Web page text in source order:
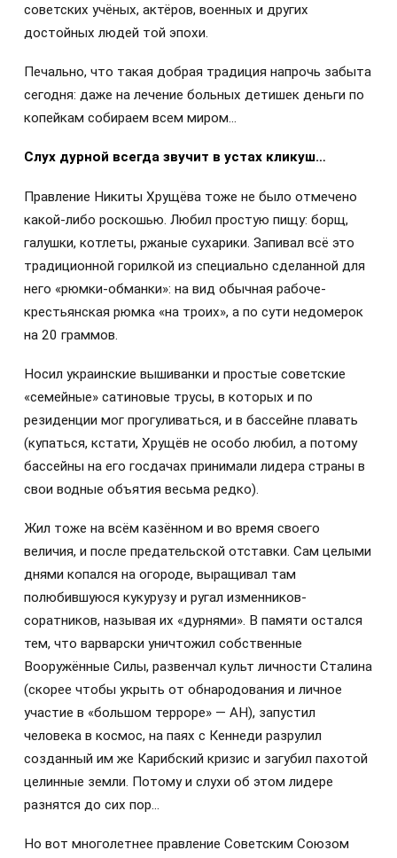
советских учёных, актёров, военных и других
достойных людей той эпохи.
Печально, что такая добрая традиция напрочь забыта
сегодня: даже на лечение больных детишек деньги по
копейкам собираем всем миром…
Слух дурной всегда звучит в устах кликуш…
Правление Никиты Хрущёва тоже не было отмечено
какой-либо роскошью. Любил простую пищу: борщ,
галушки, котлеты, ржаные сухарики. Запивал всё это
традиционной горилкой из специально сделанной для
него «рюмки-обманки»: на вид обычная рабоче-
крестьянская рюмка «на троих», а по сути недомерок
на 20 граммов.
Носил украинские вышиванки и простые советские
«семейные» сатиновые трусы, в которых и по
резиденции мог прогуливаться, и в бассейне плавать
(купаться, кстати, Хрущёв не особо любил, а потому
бассейны на его госдачах принимали лидера страны в
свои водные объятия весьма редко).
Жил тоже на всём казённом и во время своего
величия, и после предательской отставки. Сам целыми
днями копался на огороде, выращивал там
полюбившуюся кукурузу и ругал изменников-
соратников, называя их «дурнями». В памяти остался
тем, что варварски уничтожил собственные
Вооружённые Силы, развенчал культ личности Сталина
(скорее чтобы укрыть от обнародования и личное
участие в «большом терроре» — АН), запустил
человека в космос, на паях с Кеннеди разрулил
созданный им же Карибский кризис и загубил пахотой
целинные земли. Потому и слухи об этом лидере
разнятся до сих пор…
Но вот многолетнее правление Советским Союзом